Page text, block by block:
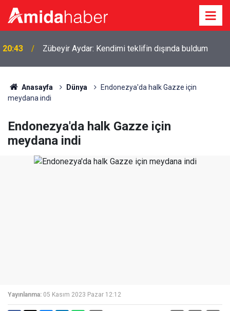
20:43 Zübeyir Aydar: Kendimi teklifin dışında buldum
Anasayfa Dünya
Endonezya'da halk Gazze için
meydana indi
Endonezya'da halk Gazze için
meydana indi
Yayınlanma: 05 Kasım 2023 Pazar 12:12